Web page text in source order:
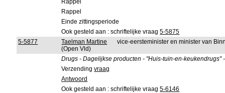
Rappel
Rappel
Einde zittingsperiode
Ook gesteld aan : schriftelijke vraag5-5875
5-5877
Taelman Martine
(Open Vld)
vice-eersteminister en minister van
Drugs - Dagelijkse producten - "Huis-tuin-en-keukendrugs"
Verzendingvraag
Antwoord
Ook gesteld aan : schriftelijke vraag5-6146